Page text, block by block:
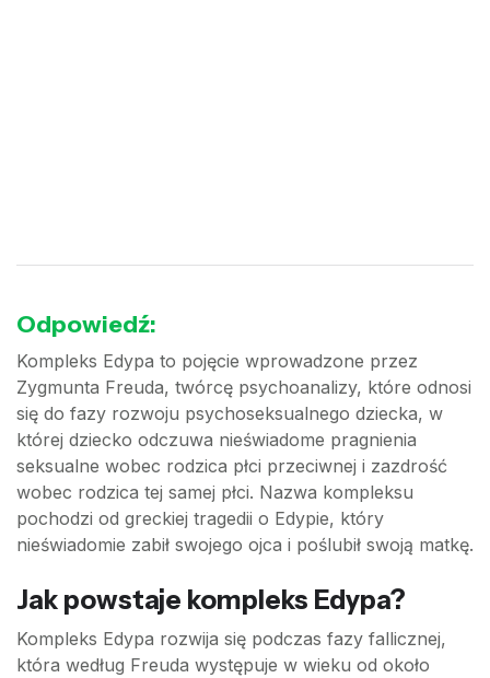
Odpowiedź:
Kompleks Edypa to pojęcie wprowadzone przez
Zygmunta Freuda, twórcę psychoanalizy, które odnosi
się do fazy rozwoju psychoseksualnego dziecka, w
której dziecko odczuwa nieświadome pragnienia
seksualne wobec rodzica płci przeciwnej i zazdrość
wobec rodzica tej samej płci. Nazwa kompleksu
pochodzi od greckiej tragedii o Edypie, który
nieświadomie zabił swojego ojca i poślubił swoją matkę.
Jak powstaje kompleks Edypa?
Kompleks Edypa rozwija się podczas fazy fallicznej,
która według Freuda występuje w wieku od około